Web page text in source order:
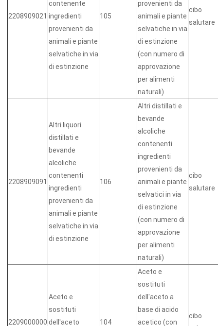
2208909021
contenente
ingredienti
provenienti da
animali e piante
selvatiche in via
di estinzione
105
provenienti da
animali e piante
selvatiche in via
di estinzione
(con numero di
approvazione
per alimenti
naturali)
cibo
salutare
2208909091
Altri liquori
distillati e
bevande
alcoliche
contenenti
ingredienti
provenienti da
animali e piante
selvatiche in via
di estinzione
106
Altri distillati e
bevande
alcoliche
contenenti
ingredienti
provenienti da
animali e piante
selvatici in via
di estinzione
(con numero di
approvazione
per alimenti
naturali)
cibo
salutare
2209000000
Aceto e
sostituti
dell'aceto
104
Aceto e
sostituti
dell'aceto a
base di acido
acetico (con
cibo